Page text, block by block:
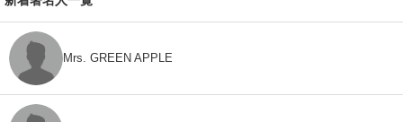
Mrs. GREEN APPLE